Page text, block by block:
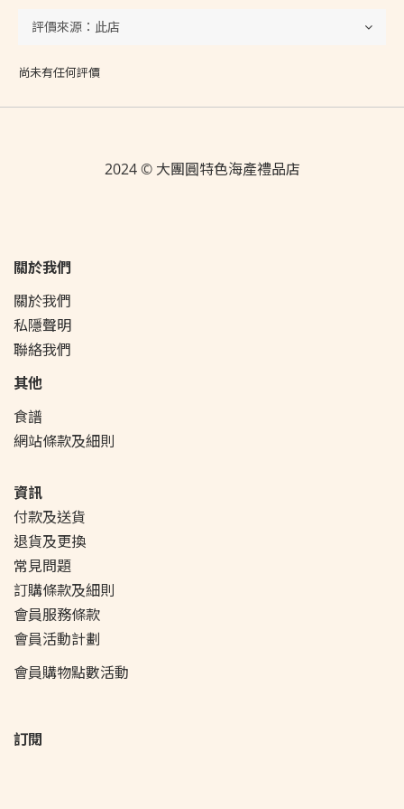
尚未有任何評價
2024 © 大團圓特色海產禮品店
關於我們
關於我們
私隱聲明
聯絡我們
其他
食譜
網站條款及細則
資訊
付款及送貨
退貨及更換
常見問題
訂購條款及細則
會員服務條款
會員活動計劃
會員購物點數活動
訂閱